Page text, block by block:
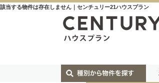
該当する物件は存在しません｜センチュリー21ハウスプラン